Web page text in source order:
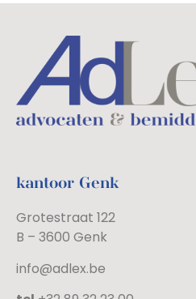
kantoor Genk
Grotestraat 122
B – 3600 Genk
info@adlex.be